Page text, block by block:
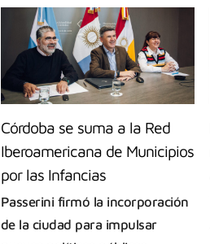
Córdoba se suma a la Red
Iberoamericana de Municipios
por las Infancias
Passerini firmó la incorporación
de la ciudad para impulsar